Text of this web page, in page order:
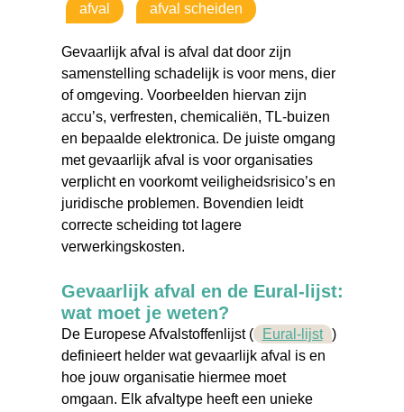
afval afval scheiden
Gevaarlijk afval is afval dat door zijn
samenstelling schadelijk is voor mens, dier
of omgeving. Voorbeelden hiervan zijn
accu’s, verfresten, chemicaliën, TL-buizen
en bepaalde elektronica. De juiste omgang
met gevaarlijk afval is voor organisaties
verplicht en voorkomt veiligheidsrisico’s en
juridische problemen. Bovendien leidt
correcte scheiding tot lagere
verwerkingskosten.
Gevaarlijk afval en de Eural-lijst:
wat moet je weten?
De Europese Afvalstoffenlijst ( Eural-lijst )
definieert helder wat gevaarlijk afval is en
hoe jouw organisatie hiermee moet
omgaan. Elk afvaltype heeft een unieke